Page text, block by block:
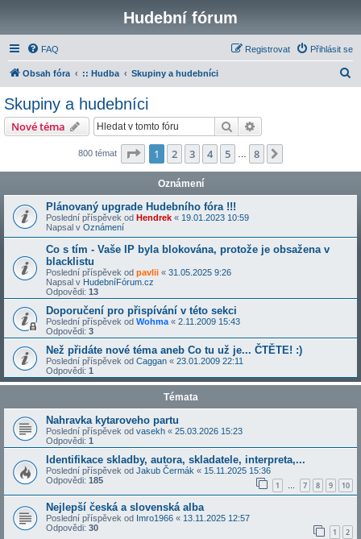
Hudební fórum
FAQ Přihlásit se
Registrovat
Obsah fóra :: Hudba Skupiny a hudebníci
Skupiny a hudebníci
Nové téma Hledat
800 témat Stránka z
1 2 3 4 5 8
Oznámení
Plánovaný upgrade Hudebního fóra !!!
Poslední příspěvek od Hendrek « 19.01.2023 10:59
Napsal v Oznámení
Co s tím - Vaše IP byla blokována, protože je obsažena v
blacklistu
Poslední příspěvek od pavlii « 31.05.2025 9:26
Napsal v HudebníFórum.cz
Odpovědi: 13
Doporučení pro přispívání v této sekci
Poslední příspěvek od Wohma « 2.11.2009 15:43
Odpovědi: 3
Než přidáte nové téma aneb Co tu už je... ČTĚTE! :)
Poslední příspěvek od Caggan « 23.01.2009 22:11
Odpovědi: 1
Témata
Nahravka kytaroveho partu
Poslední příspěvek od vasekh « 25.03.2026 15:23
Odpovědi: 1
Identifikace skladby, autora, skladatele, interpreta,...
Poslední příspěvek od Jakub Čermák « 15.11.2025 15:36
Odpovědi: 185 1 … 7 8 9 10
Nejlepší česká a slovenská alba
Poslední příspěvek od Imro1966 « 13.11.2025 12:57
Odpovědi: 30 1 2